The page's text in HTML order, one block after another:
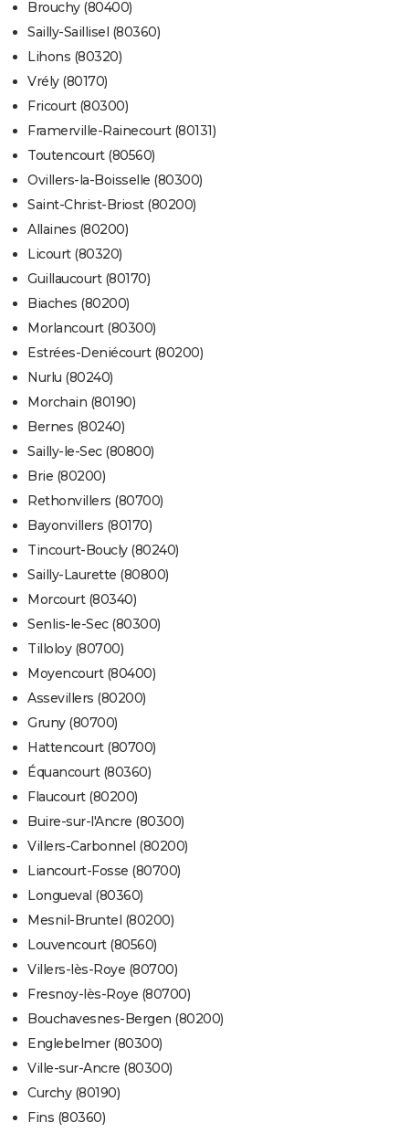
Brouchy (80400)
Sailly-Saillisel (80360)
Lihons (80320)
Vrély (80170)
Fricourt (80300)
Framerville-Rainecourt (80131)
Toutencourt (80560)
Ovillers-la-Boisselle (80300)
Saint-Christ-Briost (80200)
Allaines (80200)
Licourt (80320)
Guillaucourt (80170)
Biaches (80200)
Morlancourt (80300)
Estrées-Deniécourt (80200)
Nurlu (80240)
Morchain (80190)
Bernes (80240)
Sailly-le-Sec (80800)
Brie (80200)
Rethonvillers (80700)
Bayonvillers (80170)
Tincourt-Boucly (80240)
Sailly-Laurette (80800)
Morcourt (80340)
Senlis-le-Sec (80300)
Tilloloy (80700)
Moyencourt (80400)
Assevillers (80200)
Gruny (80700)
Hattencourt (80700)
Équancourt (80360)
Flaucourt (80200)
Buire-sur-l'Ancre (80300)
Villers-Carbonnel (80200)
Liancourt-Fosse (80700)
Longueval (80360)
Mesnil-Bruntel (80200)
Louvencourt (80560)
Villers-lès-Roye (80700)
Fresnoy-lès-Roye (80700)
Bouchavesnes-Bergen (80200)
Englebelmer (80300)
Ville-sur-Ancre (80300)
Curchy (80190)
Fins (80360)